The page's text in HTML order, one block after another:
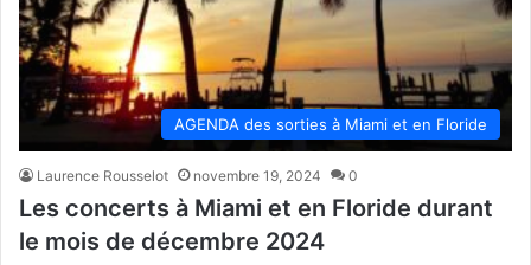
AGENDA des sorties à Miami et en Floride
Laurence Rousselot novembre 19, 2024 0
Les concerts à Miami et en Floride durant
le mois de décembre 2024